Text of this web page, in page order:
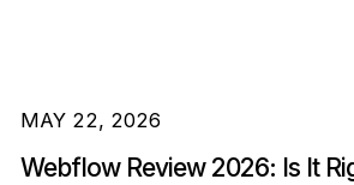
MAY 22, 2026
Webflow Review 2026: Is It